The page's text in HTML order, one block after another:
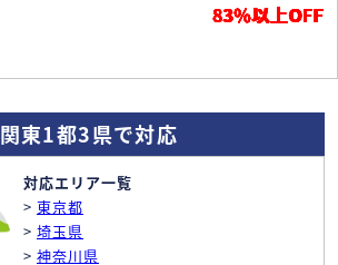
83％以上OFF
関東1都3県で対応
対応エリア一覧
> 東京都
> 埼玉県
> 神奈川県